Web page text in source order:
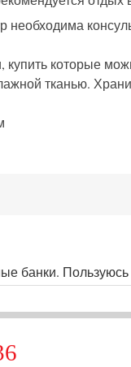
которые
тканью.
банки. Пользуюсь